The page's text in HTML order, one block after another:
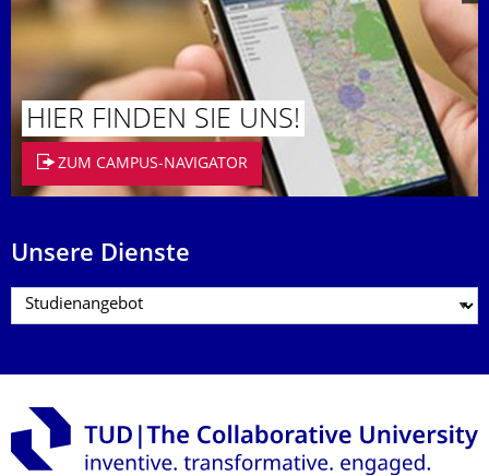
HIER FINDEN SIE UNS!
ZUM CAMPUS-NAVIGATOR
Unsere Dienste